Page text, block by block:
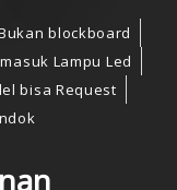
blockboard
Lampu Led
bisa Request